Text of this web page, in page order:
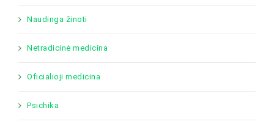
Naudinga žinoti
Netradicinė medicina
Oficialioji medicina
Psichika